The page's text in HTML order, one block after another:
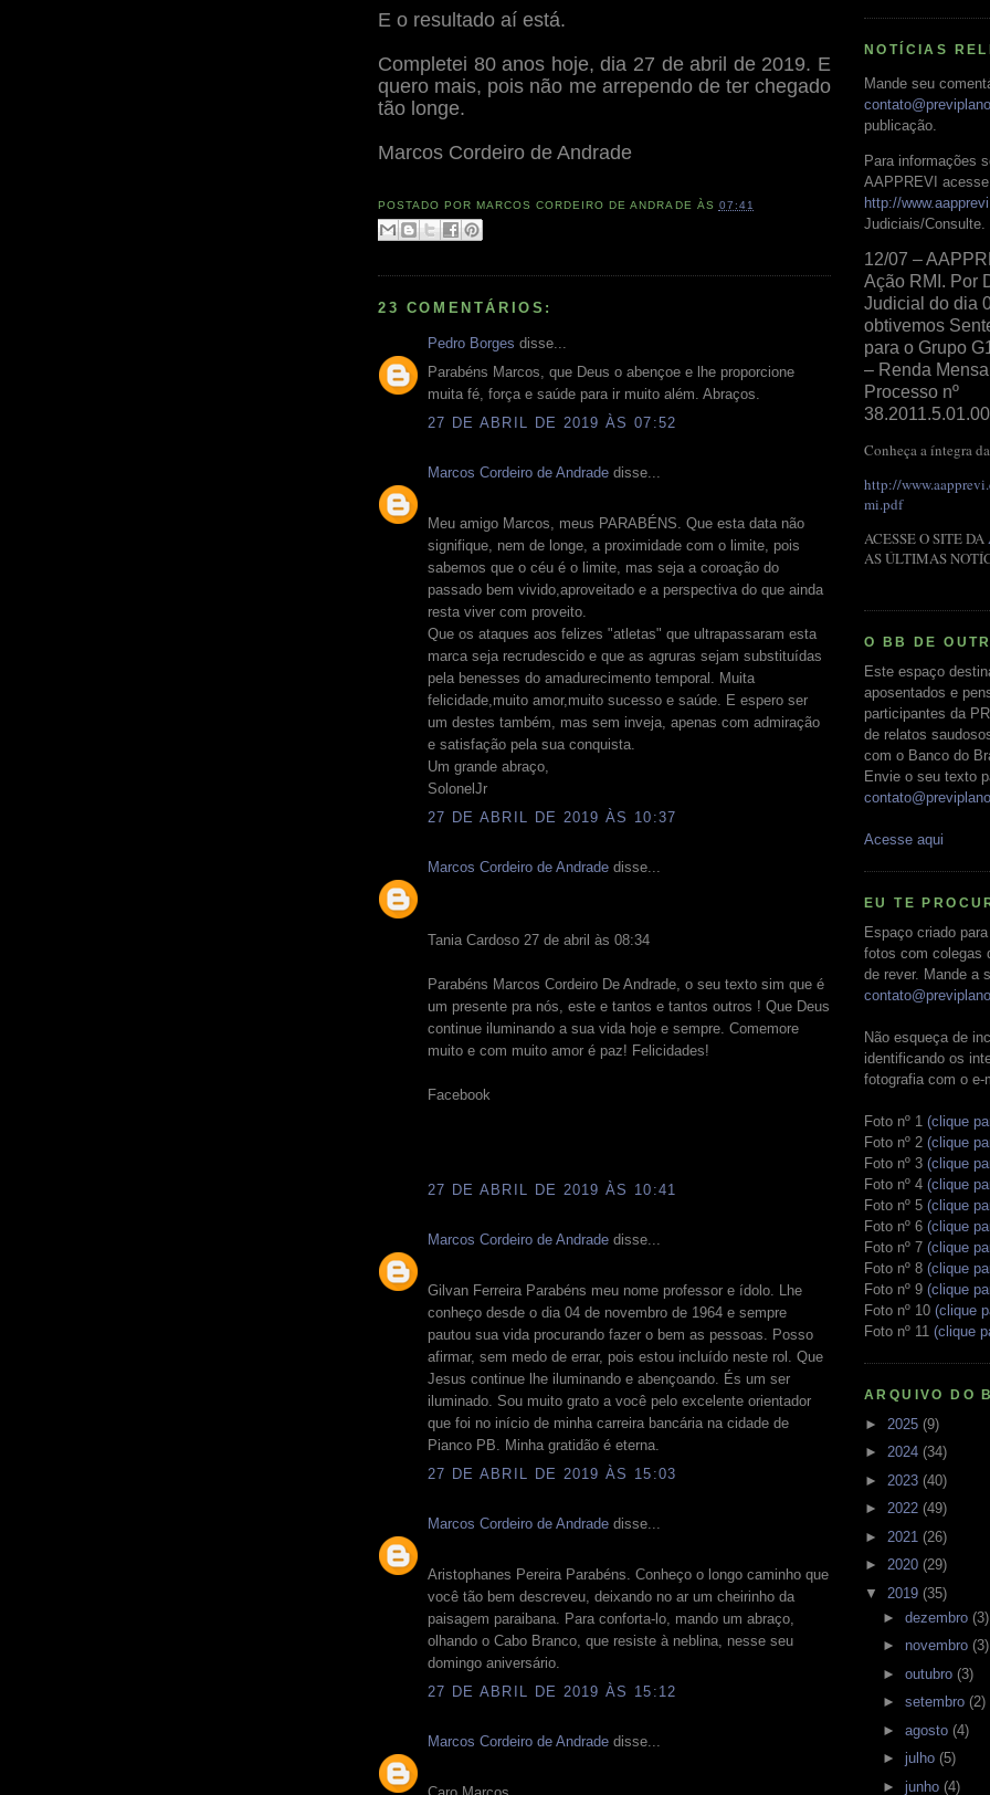
E o resultado aí está.
Completei 80 anos hoje, dia 27 de abril de 2019. E
quero mais, pois não me arrependo de ter chegado
tão longe.
Marcos Cordeiro de Andrade
POSTADO PORMARCOS CORDEIRO DE ANDRADE ÀS 07:41
23 COMENTÁRIOS:
Pedro Borges disse...
Parabéns Marcos, que Deus o abençoe e lhe proporcione
muita fé, força e saúde para ir muito além. Abraços.
27 DE ABRIL DE 2019 ÀS 07:52
Marcos Cordeiro de Andrade disse...
Meu amigo Marcos, meus PARABÉNS. Que esta data não
signifique, nem de longe, a proximidade com o limite, pois
sabemos que o céu é o limite, mas seja a coroação do
passado bem vivido,aproveitado e a perspectiva do que ainda
resta viver com proveito.
Que os ataques aos felizes "atletas" que ultrapassaram esta
marca seja recrudescido e que as agruras sejam substituídas
pela benesses do amadurecimento temporal. Muita
felicidade,muito amor,muito sucesso e saúde. E espero ser
um destes também, mas sem inveja, apenas com admiração
e satisfação pela sua conquista.
Um grande abraço,
SolonelJr
27 DE ABRIL DE 2019 ÀS 10:37
Marcos Cordeiro de Andrade disse...
Tania Cardoso 27 de abril às 08:34
Parabéns Marcos Cordeiro De Andrade, o seu texto sim que é
um presente pra nós, este e tantos e tantos outros ! Que Deus
continue iluminando a sua vida hoje e sempre. Comemore
muito e com muito amor é paz! Felicidades!
Facebook
27 DE ABRIL DE 2019 ÀS 10:41
Marcos Cordeiro de Andrade disse...
Gilvan Ferreira Parabéns meu nome professor e ídolo. Lhe
conheço desde o dia 04 de novembro de 1964 e sempre
pautou sua vida procurando fazer o bem as pessoas. Posso
afirmar, sem medo de errar, pois estou incluído neste rol. Que
Jesus continue lhe iluminando e abençoando. És um ser
iluminado. Sou muito grato a você pelo excelente orientador
que foi no início de minha carreira bancária na cidade de
Pianco PB. Minha gratidão é eterna.
27 DE ABRIL DE 2019 ÀS 15:03
Marcos Cordeiro de Andrade disse...
Aristophanes Pereira Parabéns. Conheço o longo caminho que
você tão bem descreveu, deixando no ar um cheirinho da
paisagem paraibana. Para conforta-lo, mando um abraço,
olhando o Cabo Branco, que resiste à neblina, nesse seu
domingo aniversário.
27 DE ABRIL DE 2019 ÀS 15:12
Marcos Cordeiro de Andrade disse...
NOTÍCIAS
Mande seu
publicação.
Para informações
AAPPREVI
http://
Judiciais/Consulte.
12/07 –
Ação RMI. Por
Judicial do dia
obtivemos
para o Grupo
– Renda
Processo nº
Conheça a íntegra
http://
mi.pdf
ACESSE O SITE DA
AS ÚLTIMAS
O BB DE
Este espaço
aposentados e
participantes da
de relatos
com o Banco do
Envie o seu texto
Acesse aqui
EU TE
Espaço criado
fotos com colegas
de rever. Mande a
Não esqueça de
identificando os
fotografia com o e-
Foto nº 1 (clique
Foto nº 2 (clique
Foto nº 3 (clique
Foto nº 4 (clique
Foto nº 5 (clique
Foto nº 6 (clique
Foto nº 7 (clique
Foto nº 8 (clique
Foto nº 9 (clique
Foto nº 10 (clique
Foto nº 11 (clique
ARQUIVO DO
► 2025 (9)
► 2024 (34)
► 2023 (40)
► 2022 (49)
► 2021 (26)
► 2020 (29)
▼ 2019 (35)
► dezembro (3)
► novembro (3)
► outubro (3)
► setembro (2)
► agosto (4)
► julho (5)
► junho (4)